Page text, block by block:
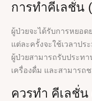
การทำคีเลชั่น
ผู้ป่วยจะได้รับการหยอด
แต่ละครั้งจะใช้เวลาปร
ผู้ป่วยสามารถรับประทา
เครื่องดื่ม และสามารถ
ควรทำ คีเลชั่น